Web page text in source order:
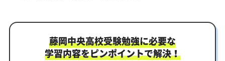
藤岡中央高校受験勉強に必要な
学習内容をピンポイントで解決！